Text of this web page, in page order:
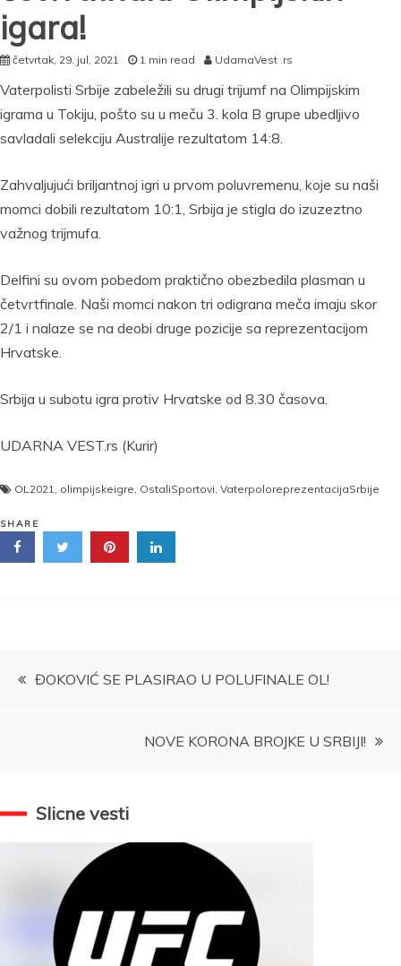
igara!
četvrtak, 29. jul, 2021 1 min read UdarnaVest .rs
Vaterpolisti Srbije zabeležili su drugi trijumf na Olimpijskim
igrama u Tokiju, pošto su u meču 3. kola B grupe ubedljivo
savladali selekciju Australije rezultatom 14:8.
Zahvaljujući briljantnoj igri u prvom poluvremenu, koje su naši
momci dobili rezultatom 10:1, Srbija je stigla do izuzeztno
važnog trijmufa.
Delfini su ovom pobedom praktično obezbedila plasman u
četvrtfinale. Naši momci nakon tri odigrana meča imaju skor
2/1 i nalaze se na deobi druge pozicije sa reprezentacijom
Hrvatske.
Srbija u subotu igra protiv Hrvatske od 8.30 časova.
UDARNA VEST.rs (Kurir)
OL2021, olimpijskeigre, OstaliSportovi, VaterpoloreprezentacijaSrbije
SHARE
Kretanje
ĐOKOVIĆ SE PLASIRAO U POLUFINALE OL!
NOVE KORONA BROJKE U SRBIJI!
Slicne vesti